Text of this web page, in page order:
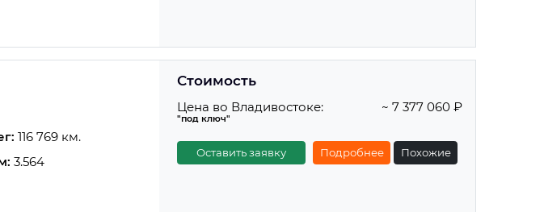
116 769 км.
3.564
Стоимость
Цена во Владивостоке:
"под ключ"
~ 7 377 060 ₽
Оставить заявку Подробнее Похожие